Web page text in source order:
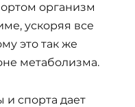
организм
ускоряя все
это так же
метаболизма.
и спорта дает